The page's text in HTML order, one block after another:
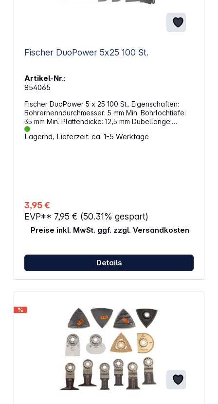
Fischer DuoPower 5x25 100 St.
Artikel-Nr.:
854065
Fischer DuoPower 5 x 25 100 St.. Eigenschaften:
Bohrernenndurchmesser: 5 mm Min. Bohrlochtiefe:
35 mm Min. Plattendicke: 12,5 mm Dübellänge:
25 mm Min. Einschraubtiefe: 29 mm
Spanplatten-/Holzschrauben: 3,0 - 4,0 mm Inhalt:
Lagernd, Lieferzeit: ca. 1-5 Werktage
3,95 €
EVP** 7,95 € (50.31% gespart)
Preise inkl. MwSt. ggf. zzgl. Versandkosten
Details
%